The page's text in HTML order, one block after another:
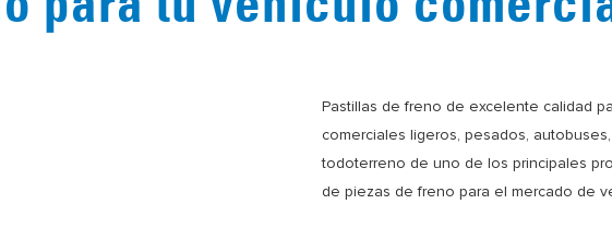
Pastillas de freno de excelente calidad
comerciales ligeros, pesados,
todoterreno de uno de los principales
de piezas de freno para el mercado de